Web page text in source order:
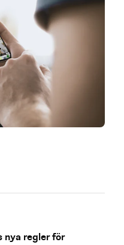
nya regler för